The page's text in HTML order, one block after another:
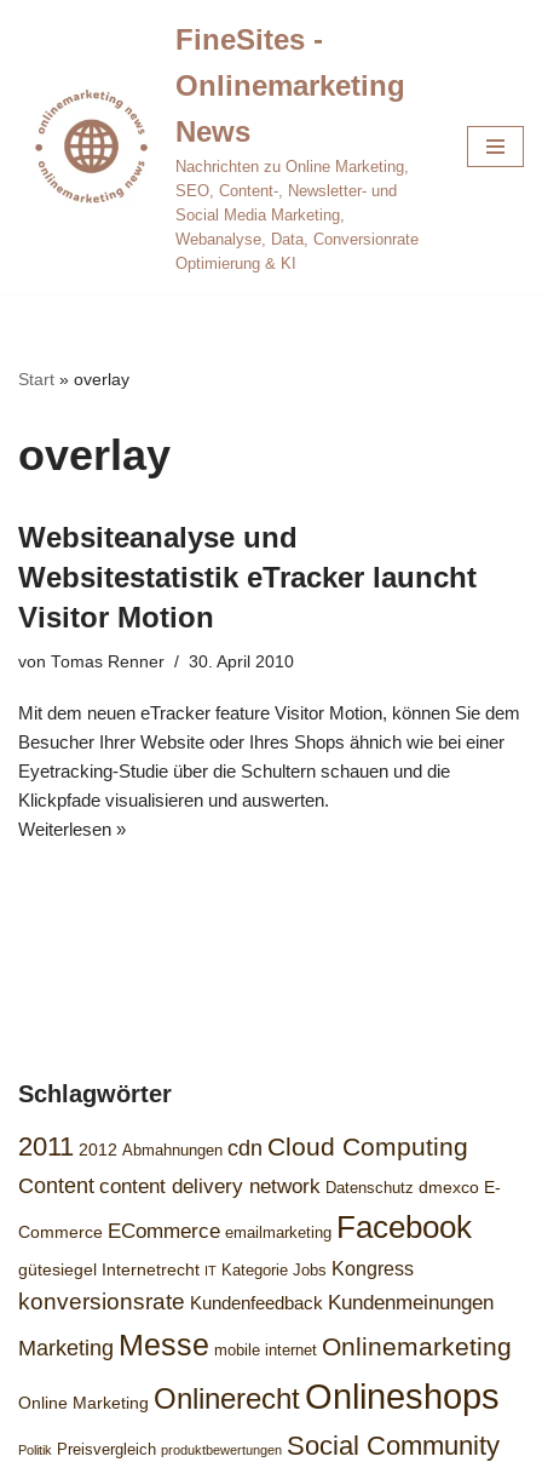
springen
FineSites -
Onlinemarketing
News
Nachrichten zu Online Marketing,
SEO, Content-, Newsletter- und
Social Media Marketing,
Webanalyse, Data, Conversionrate
Optimierung & KI
Start » overlay
overlay
Websiteanalyse und
Websitestatistik eTracker launcht
Visitor Motion
von Tomas Renner 30. April 2010
Mit dem neuen eTracker feature Visitor Motion, können Sie dem
Besucher Ihrer Website oder Ihres Shops ähnich wie bei einer
Eyetracking-Studie über die Schultern schauen und die
Klickpfade visualisieren und auswerten.
Weiterlesen »
Schlagwörter
2011 2012 Abmahnungen cdn Cloud Computing
Content content delivery network Datenschutz dmexco E-
Commerce ECommerce emailmarketing Facebook
gütesiegel Internetrecht IT Kategorie Jobs Kongress
konversionsrate Kundenfeedback Kundenmeinungen
Marketing Messe mobile internet Onlinemarketing
Online Marketing OnlinerechtOnlineshops
Politik Preisvergleich produktbewertungen Social Community